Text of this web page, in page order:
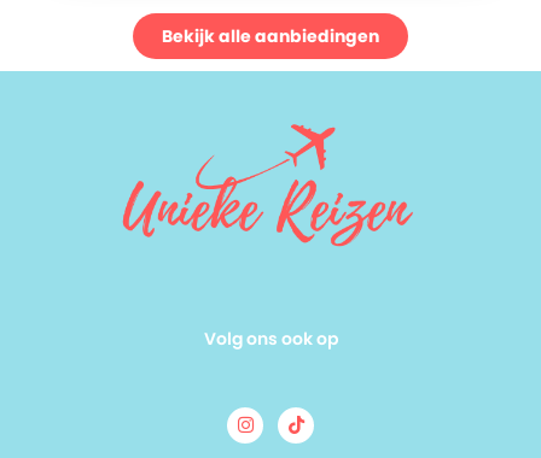
Bekijk alle aanbiedingen
Volg ons ook op